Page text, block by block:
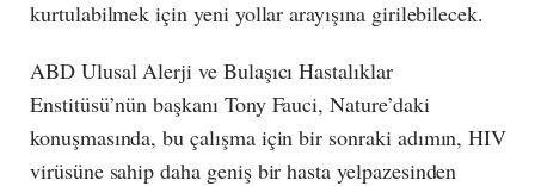
kurtulabilmek için yeni yollar arayışına girilebilecek.
ABD Ulusal Alerji ve Bulaşıcı Hastalıklar
Enstitüsü’nün başkanı Tony Fauci, Nature’daki
konuşmasında, bu çalışma için bir sonraki adımın, HIV
virüsüne sahip daha geniş bir hasta yelpazesinden